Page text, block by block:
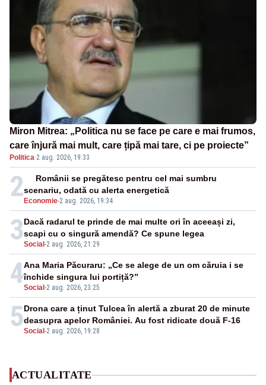
Miron Mitrea: „Politica nu se face pe care e mai frumos,
care înjură mai mult, care țipă mai tare, ci pe proiecte”
Politica·2 aug. 2026, 19:33
2 Economie-2 aug. 2026, 19:34
Românii se pregătesc pentru cel mai sumbru
scenariu, odată cu alerta energetică
3Social -2 aug. 2026, 21:29
Dacă radarul te prinde de mai multe ori în aceeași zi,
scapi cu o singură amendă? Ce spune legea
4Social -2 aug. 2026, 23:25
Ana Maria Păcuraru: „Ce se alege de un om căruia i se
închide singura lui portiță?”
5Social -2 aug. 2026, 19:28
Drona care a ținut Tulcea în alertă a zburat 20 de minute
deasupra apelor României. Au fost ridicate două F-16
ACTUALITATE